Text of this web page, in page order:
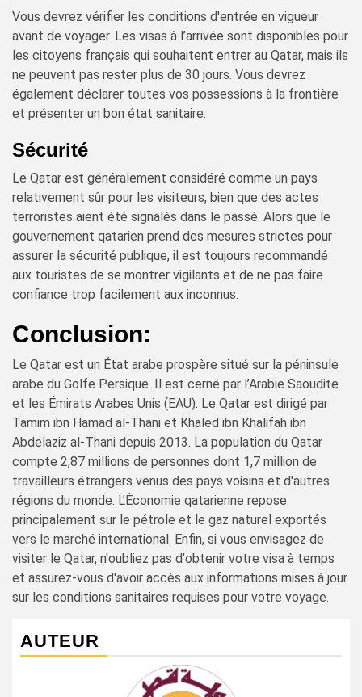
Vous devrez vérifier les conditions d'entrée en vigueur
avant de voyager. Les visas à l’arrivée sont disponibles pour
les citoyens français qui souhaitent entrer au Qatar, mais ils
ne peuvent pas rester plus de 30 jours. Vous devrez
également déclarer toutes vos possessions à la frontière
et présenter un bon état sanitaire.
Sécurité
Le Qatar est généralement considéré comme un pays
relativement sûr pour les visiteurs, bien que des actes
terroristes aient été signalés dans le passé. Alors que le
gouvernement qatarien prend des mesures strictes pour
assurer la sécurité publique, il est toujours recommandé
aux touristes de se montrer vigilants et de ne pas faire
confiance trop facilement aux inconnus.
Conclusion:
Le Qatar est un État arabe prospère situé sur la péninsule
arabe du Golfe Persique. Il est cerné par l’Arabie Saoudite
et les Émirats Arabes Unis (EAU). Le Qatar est dirigé par
Tamim ibn Hamad al-Thani et Khaled ibn Khalifah ibn
Abdelaziz al-Thani depuis 2013. La population du Qatar
compte 2,87 millions de personnes dont 1,7 million de
travailleurs étrangers venus des pays voisins et d'autres
régions du monde. L’Économie qatarienne repose
principalement sur le pétrole et le gaz naturel exportés
vers le marché international. Enfin, si vous envisagez de
visiter le Qatar, n'oubliez pas d'obtenir votre visa à temps
et assurez-vous d'avoir accès aux informations mises à jour
sur les conditions sanitaires requises pour votre voyage.
AUTEUR